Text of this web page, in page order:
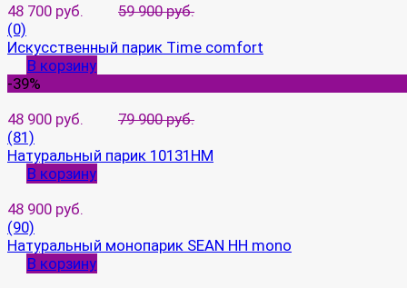
48 700 руб.
59 900 руб.
(0)
Искусственный парик Time comfort
В корзину
-39%
48 900 руб.
79 900 руб.
(81)
Натуральный парик 10131HM
В корзину
48 900 руб.
(90)
Натуральный монопарик SEAN HH mono
В корзину